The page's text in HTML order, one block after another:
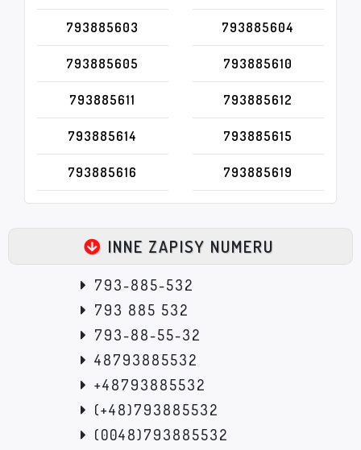
793885603 793885604
793885605 793885610
793885611 793885612
793885614 793885615
793885616 793885619
INNE ZAPISY NUMERU
793-885-532
793 885 532
793-88-55-32
48793885532
+48793885532
(+48)793885532
(0048)793885532